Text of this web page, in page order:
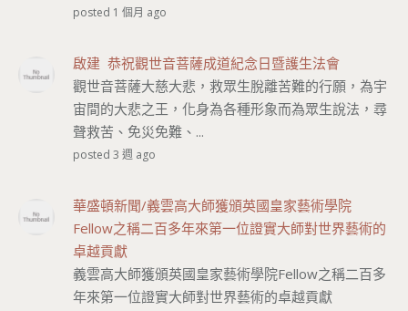
posted 1 個月 ago
啟建 恭祝觀世音菩薩成道紀念日暨護生法會
觀世音菩薩大慈大悲，救眾生脫離苦難的行願，為宇
宙間的大悲之王，化身為各種形象而為眾生說法，尋
聲救苦、免災免難、...
posted 3 週 ago
華盛頓新聞/義雲高大師獲頒英國皇家藝術學院
Fellow之稱二百多年來第一位證實大師對世界藝術的
卓越貢獻
義雲高大師獲頒英國皇家藝術學院Fellow之稱二百多
年來第一位證實大師對世界藝術的卓越貢獻